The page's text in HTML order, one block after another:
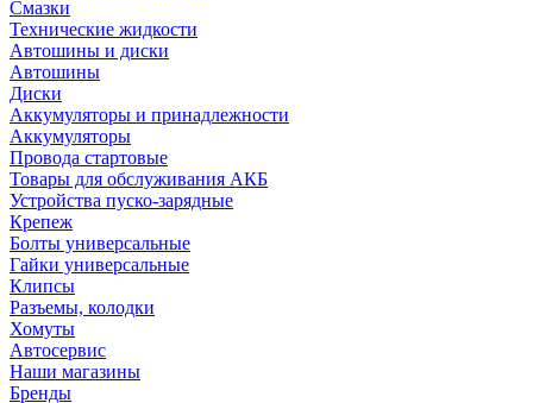
Смазки
Технические жидкости
Автошины и диски
Автошины
Диски
Аккумуляторы и принадлежности
Аккумуляторы
Провода стартовые
Товары для обслуживания АКБ
Устройства пуско-зарядные
Крепеж
Болты универсальные
Гайки универсальные
Клипсы
Разъемы, колодки
Хомуты
Автосервис
Наши магазины
Бренды